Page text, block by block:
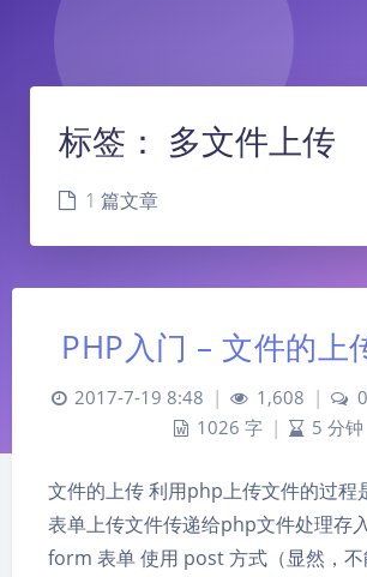
夜间模式
标签： 多文件上传
1 篇文章
PHP入门 – 文件的上
2017-7-19 8:48 | 1,608 | 0
1026 字 | 5 分钟
文件的上传 利用php上传文件的过程
表单上传文件传递给php文件处理存
form 表单 使用 post 方式（显然，